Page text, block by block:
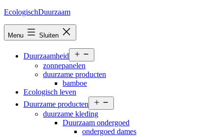
Ga
inhoud
EcologischDuurzaam
Menu Sluiten
Duurzaamheid
menu
zonnepanelen
duurzame producten
bamboe
Ecologisch leven
Duurzame producten
menu
duurzame kleding
Duurzaam ondergoed
ondergoed dames